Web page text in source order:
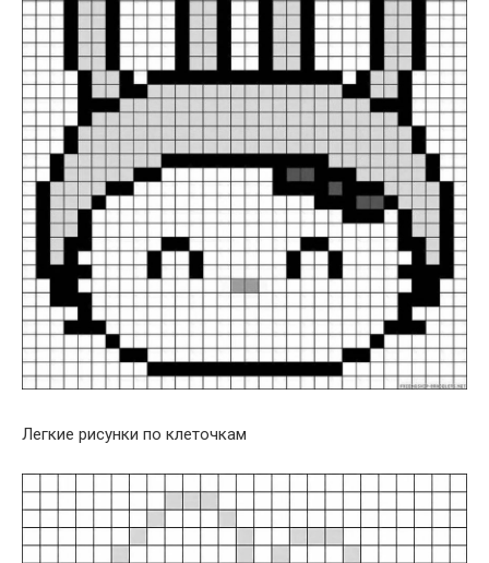
Легкие рисунки по клеточкам